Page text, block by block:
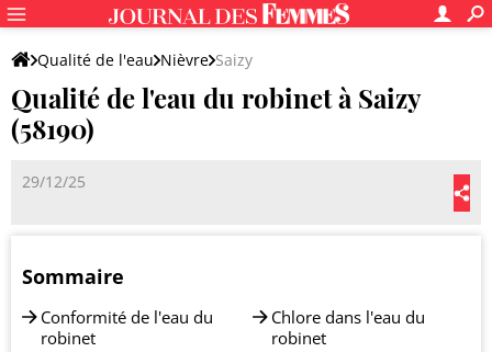
Qualité de l'eau Nièvre Saizy
Qualité de l'eau du robinet à Saizy
(58190)
29/12/25
Sommaire
Conformité de l'eau du
robinet
Chlore dans l'eau du
robinet